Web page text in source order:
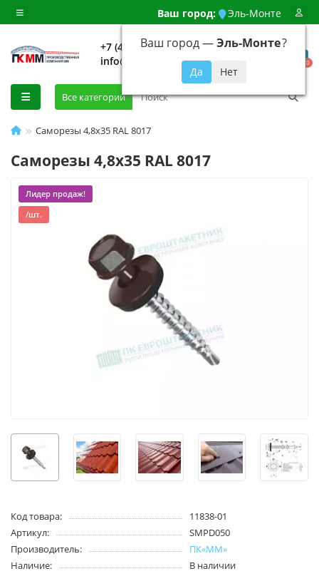
Ваш город: Эль-Монте
Ваш город —Эль-Монте?
+7 (499) 648-92-94
info@evroshtaketnikmoskva.ru
0
Все категории
Саморезы 4,8х35 RAL 8017
Саморезы 4,8х35 RAL 8017
Лидер продаж!
/шт.
Код товара:
11838-01
Артикул:
SMPD050
Производитель:
ПК«ММ»
Наличие:
В наличии